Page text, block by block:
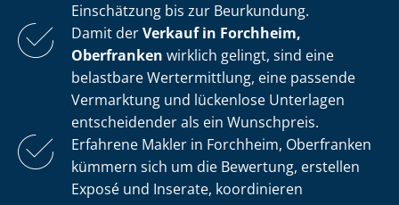
Einschätzung bis zur Beurkundung.
Damit derVerkauf in Forchheim,
Oberfranken wirklich gelingt, sind eine
belastbare Wertermittlung, eine passende
Vermarktung und lückenlose Unterlagen
entscheidender als ein Wunschpreis.
Erfahrene Makler in Forchheim, Oberfranken
kümmern sich um die Bewertung, erstellen
Exposé und Inserate, koordinieren